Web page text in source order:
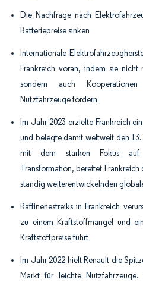
Die Nachfrage nach
Batteriepreise sinken
Internationale
Frankreich voran, indem sie nicht
sondern auch
Nutzfahrzeuge fördern
Im Jahr 2023 erzielte Frankreich
und belegte damit weltweit den
mit dem starken Fokus auf
Transformation, bereitet Frankreich
ständig weiterentwickelnden
Raffineriestreiks in Frankreich
zu einem Kraftstoffmangel und
Kraftstoffpreise führt
Im Jahr 2022 hielt Renault die
Markt für leichte Nutzfahrzeuge.